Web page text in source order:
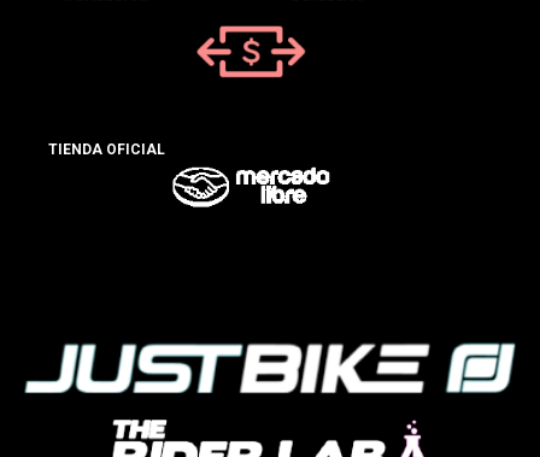
TIENDA OFICIAL